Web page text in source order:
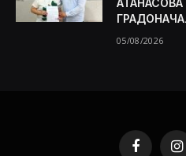
05/08/2026
Facebook